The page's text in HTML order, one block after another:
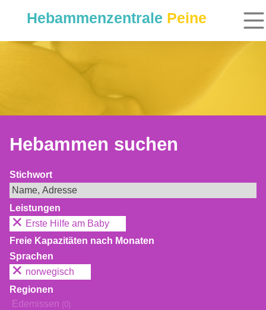
Hebammenzentrale Peine
Hebammen suchen
Stichwort
Leistungen
Erste Hilfe am Baby
Freie Kapazitäten nach Monaten
Sprachen
norwegisch
Regionen
Edemissen (0)